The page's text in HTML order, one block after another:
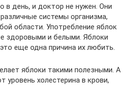
в день, и доктор не нужен. Они
системы организма,
области. Употребление яблок
здоровыми и белыми. Яблоки
еще одна причина их любить.
яблоки такими полезными. А
уровень холестерина в крови,